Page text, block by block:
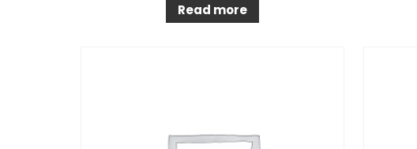
Read more